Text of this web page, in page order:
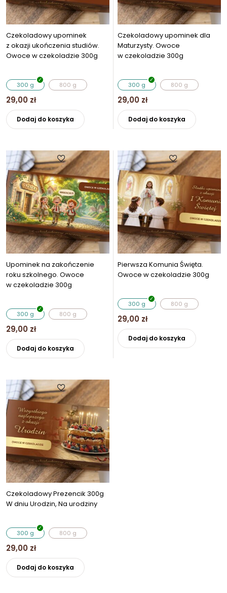
produktu
Czekoladowy upominek
z okazji ukończenia studiów.
Owoce w czekoladzie 300g
300 g 800 g
29,00 zł
Dodaj do koszyka
wiele
wariantów.
Opcje
można
wybrać
na
stronie
produktu
Czekoladowy upominek dla
Maturzysty. Owoce
w czekoladzie 300g
300 g 800 g
29,00 zł
Dodaj do koszyka
wiele
Opcje
można
wybrać
na
stronie
Upominek na zakończenie
roku szkolnego. Owoce
w czekoladzie 300g
300 g 800 g
29,00 zł
Dodaj do koszyka
wiele
wariantów.
Opcje
można
wybrać
na
stronie
produktu
Pierwsza Komunia Święta.
Owoce w czekoladzie 300g
300 g 800 g
29,00 zł
Dodaj do koszyka
Czekoladowy Prezencik 300g
W dniu Urodzin, Na urodziny
300 g 800 g
29,00 zł
Dodaj do koszyka